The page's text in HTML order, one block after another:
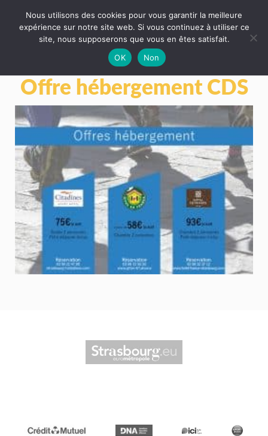
Offre hébergement CDS
Nous utilisons des cookies pour vous garantir la meilleure
expérience sur notre site web. Si vous continuez à utiliser ce
site, nous supposerons que vous en êtes satisfait.
OK
Non